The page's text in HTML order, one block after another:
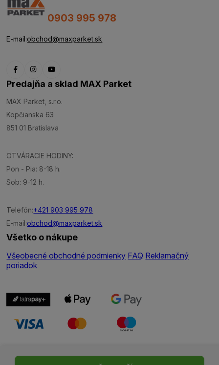
0903 995 978
E-mail:obchod@maxparket.sk
Predajňa a sklad MAX Parket
MAX Parket, s.r.o.
Kopčianska 63
851 01 Bratislava
OTVÁRACIE HODINY:
Pon - Pia: 8-18 h.
Sob: 9-12 h.
Telefón:+421 903 995 978
E-mail:obchod@maxparket.sk
Všetko o nákupe
Všeobecné obchodné podmienky FAQ Reklamačný
poriadok
| © Všetky práva vyhradené | Made with ♥